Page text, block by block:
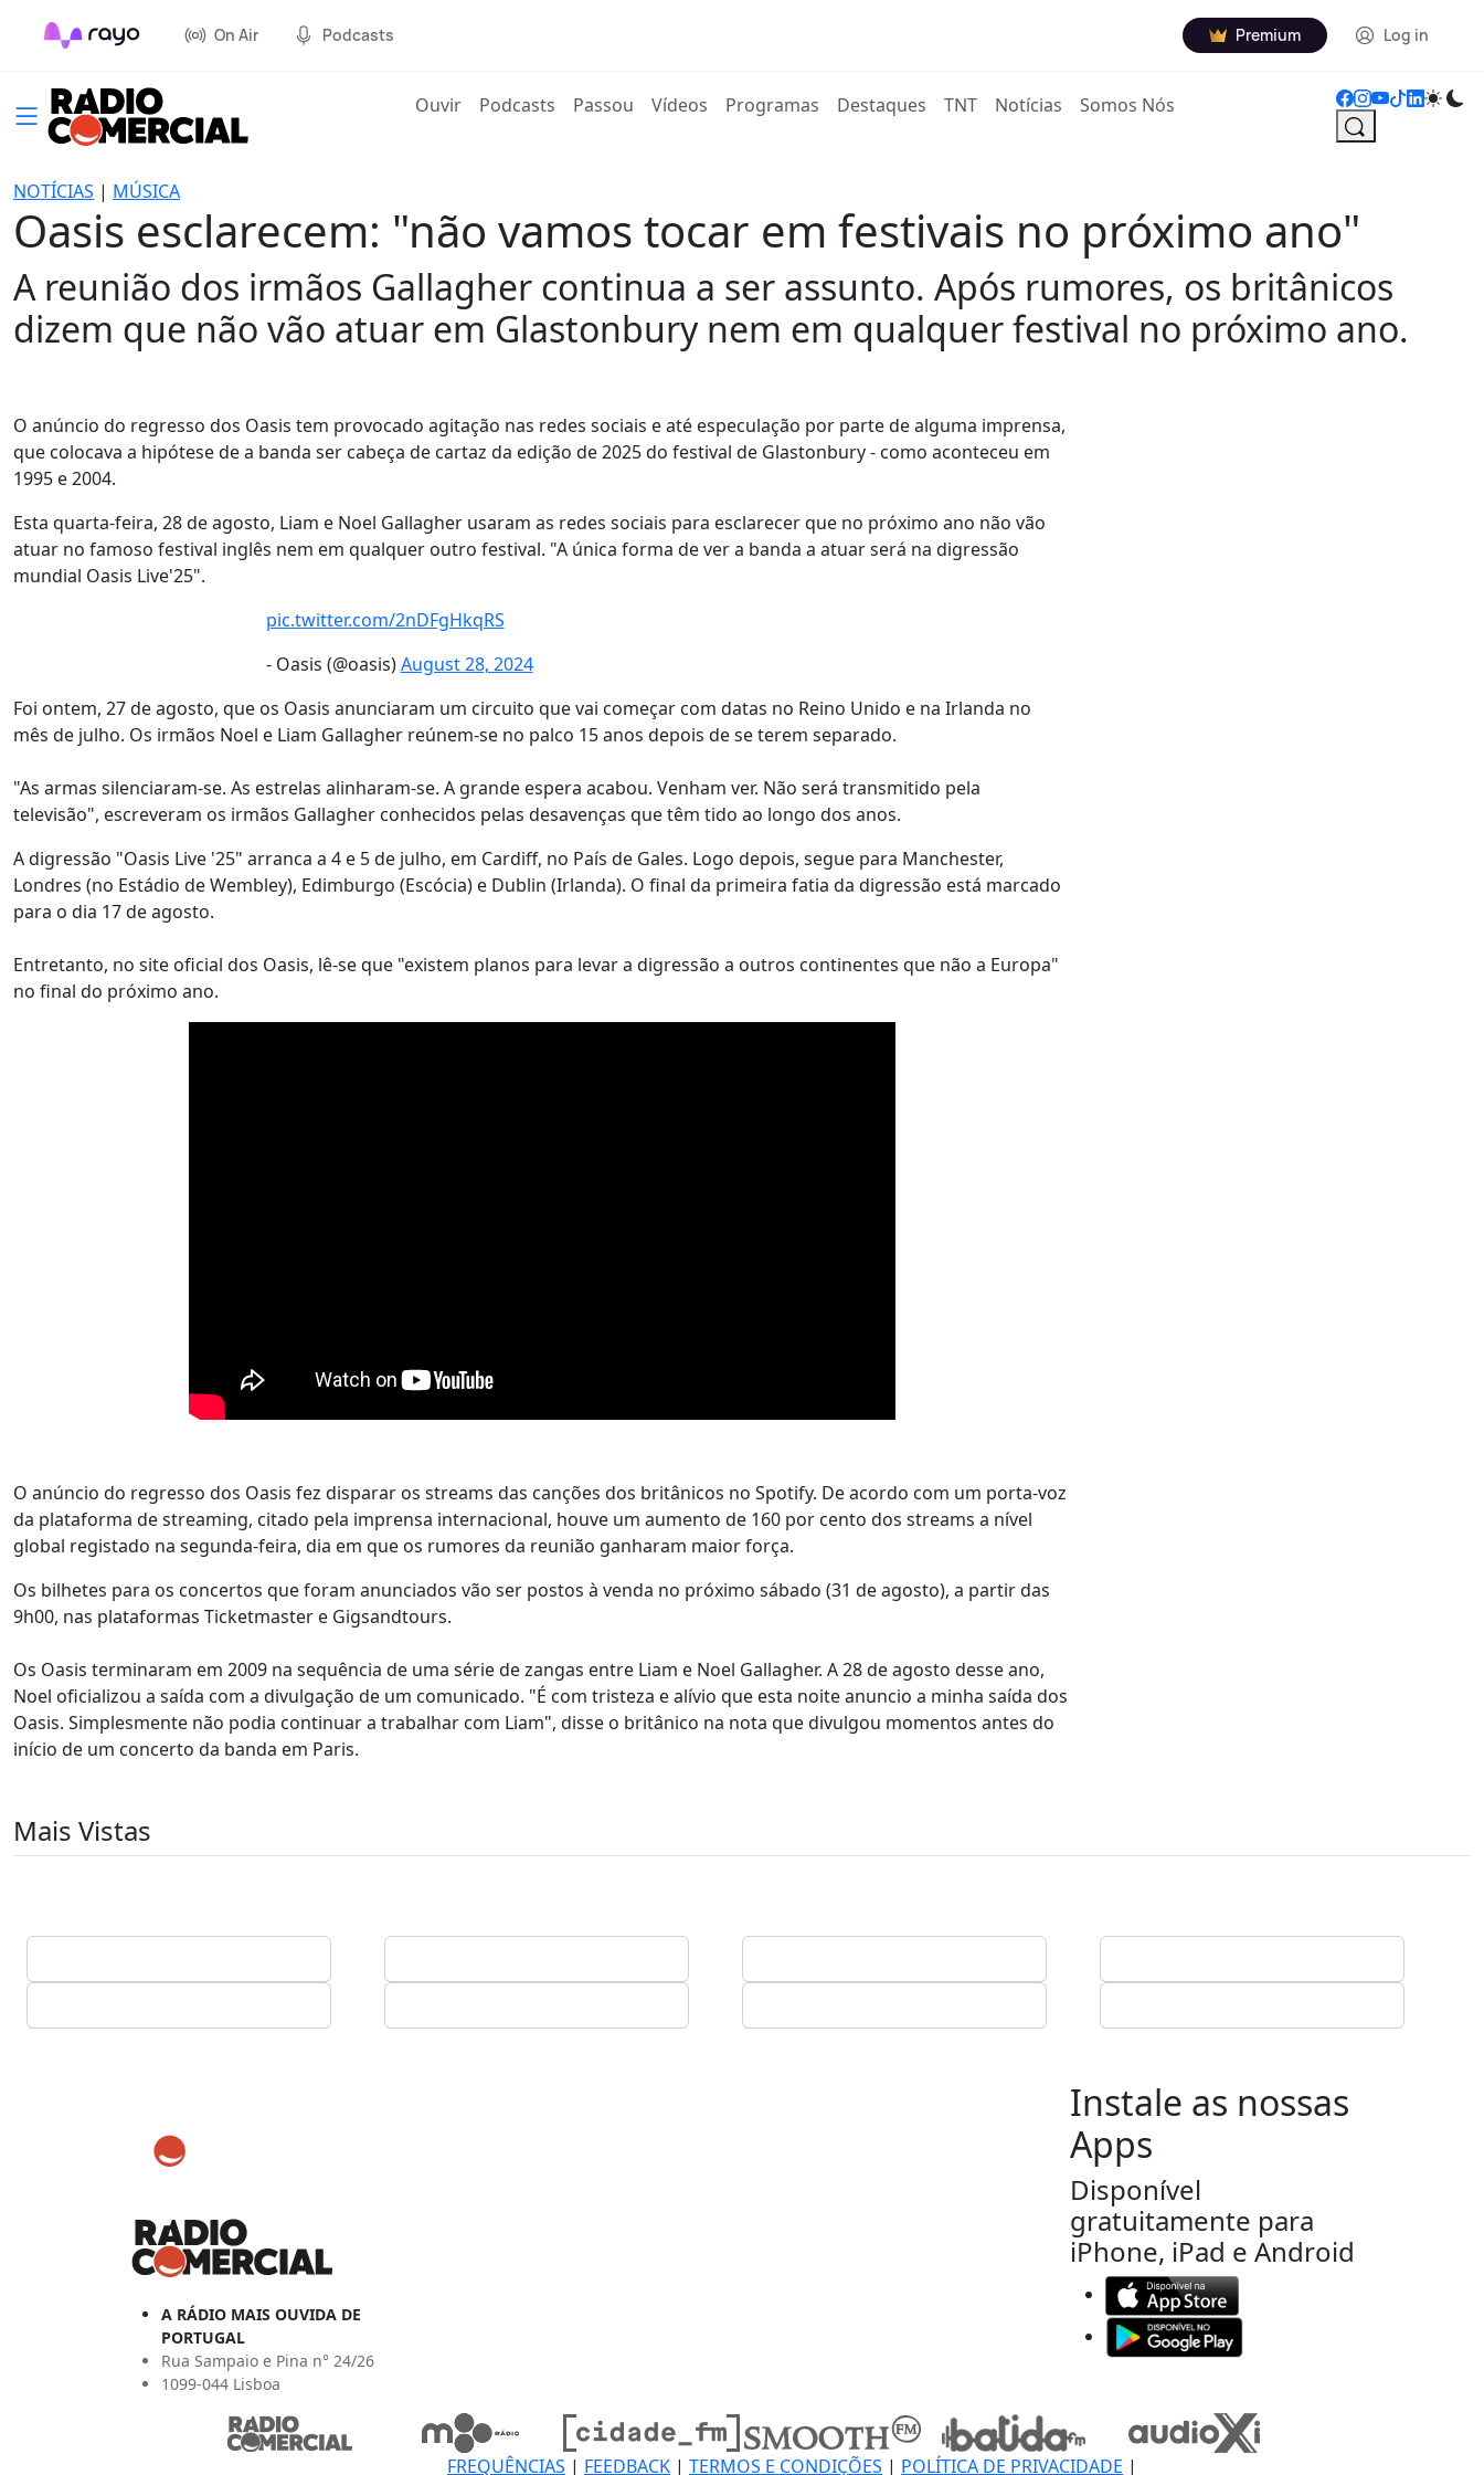
On Air Podcasts Premium Log in
Ouvir(current)
Podcasts Passou Vídeos Programas Destaques TNT Notícias Somos Nós
NOTÍCIAS | MÚSICA
Oasis esclarecem: "não vamos tocar em festivais no próximo ano"
A reunião dos irmãos Gallagher continua a ser assunto. Após rumores, os britânicos
dizem que não vão atuar em Glastonbury nem em qualquer festival no próximo ano.
O anúncio do regresso dos Oasis tem provocado agitação nas redes sociais e até especulação por parte de alguma imprensa,
que colocava a hipótese de a banda ser cabeça de cartaz da edição de 2025 do festival de Glastonbury - como aconteceu em
1995 e 2004.
Esta quarta-feira, 28 de agosto, Liam e Noel Gallagher usaram as redes sociais para esclarecer que no próximo ano não vão
atuar no famoso festival inglês nem em qualquer outro festival. "A única forma de ver a banda a atuar será na digressão
mundial Oasis Live'25".
pic.twitter.com/2nDFgHkqRS
- Oasis (@oasis)August 28, 2024
Foi ontem, 27 de agosto, que os Oasis anunciaram um circuito que vai começar com datas no Reino Unido e na Irlanda no
mês de julho. Os irmãos Noel e Liam Gallagher reúnem-se no palco 15 anos depois de se terem separado.
"As armas silenciaram-se. As estrelas alinharam-se. A grande espera acabou. Venham ver. Não será transmitido pela
televisão", escreveram os irmãos Gallagher conhecidos pelas desavenças que têm tido ao longo dos anos.
A digressão "Oasis Live '25" arranca a 4 e 5 de julho, em Cardiff, no País de Gales. Logo depois, segue para Manchester,
Londres (no Estádio de Wembley), Edimburgo (Escócia) e Dublin (Irlanda). O final da primeira fatia da digressão está marcado
para o dia 17 de agosto.
Entretanto, no site oficial dos Oasis, lê-se que "existem planos para levar a digressão a outros continentes que não a Europa"
no final do próximo ano.
O anúncio do regresso dos Oasis fez disparar os streams das canções dos britânicos no Spotify. De acordo com um porta-voz
da plataforma de streaming, citado pela imprensa internacional, houve um aumento de 160 por cento dos streams a nível
global registado na segunda-feira, dia em que os rumores da reunião ganharam maior força.
Os bilhetes para os concertos que foram anunciados vão ser postos à venda no próximo sábado (31 de agosto), a partir das
9h00, nas plataformas Ticketmaster e Gigsandtours.
Os Oasis terminaram em 2009 na sequência de uma série de zangas entre Liam e Noel Gallagher. A 28 de agosto desse ano,
Noel oficializou a saída com a divulgação de um comunicado. "É com tristeza e alívio que esta noite anuncio a minha saída dos
Oasis. Simplesmente não podia continuar a trabalhar com Liam", disse o britânico na nota que divulgou momentos antes do
início de um concerto da banda em Paris.
Mais Vistas
A RÁDIO MAIS OUVIDA DE
PORTUGAL
Rua Sampaio e Pina n° 24/26
1099-044 Lisboa
Instale as nossas
Apps
Disponível
gratuitamente para
iPhone, iPad e Android
FREQUÊNCIAS | FEEDBACK | TERMOS E CONDIÇÕES | POLÍTICA DE PRIVACIDADE |